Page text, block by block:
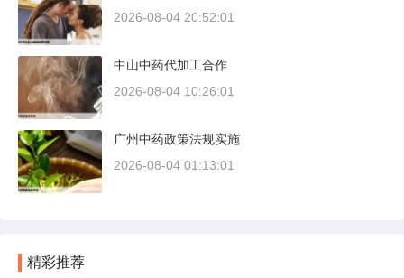
2026-08-04 20:52:01
中山中药代加工合作
2026-08-04 10:26:01
广州中药政策法规实施
2026-08-04 01:13:01
精彩推荐